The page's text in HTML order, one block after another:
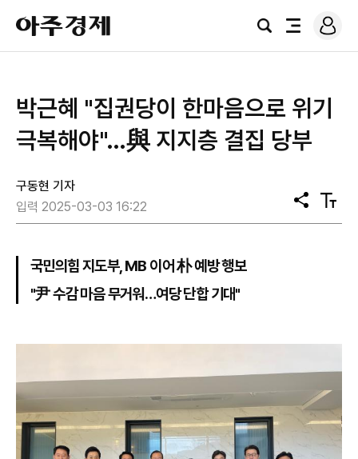
아
주
경
검
전
로
그
박근혜 "집권당이 한마음으로 위기
극복해야"…與 지지층 결집 당부
구동현 기자
입력 2025-03-03 16:22
공
유
텍
스
국민의힘 지도부, MB 이어 朴 예방 행보
"尹 수감 마음 무거워…여당 단합 기대"